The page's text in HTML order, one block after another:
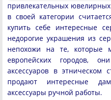
привлекательных
в своей категории
купить себе интересные
недорогие украшения из
непохожи на те, которые
европейских городов,
аксессуаров в
продают интересные
аксессуары ручной работы.